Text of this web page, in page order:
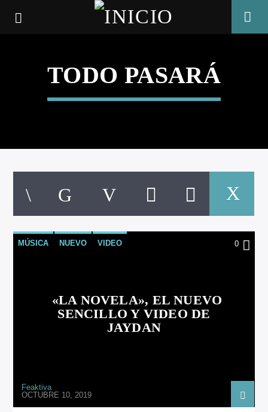
CANCIÓN ACTUAL
TODO PASARÁ
MÚSICA NUEVO VIDEO 0
«LA NOVELA», EL NUEVO
SENCILLO Y VIDEO DE
JAYDAN
Feaktiva
OCTUBRE 10, 2019